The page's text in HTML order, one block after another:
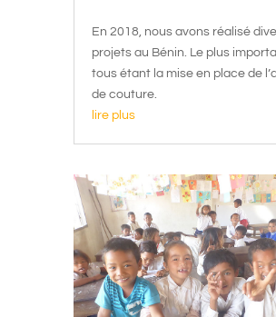
En 2018, nous avons réalisé
projets au Bénin. Le plus
tous étant la mise en place de
de couture.
lire plus